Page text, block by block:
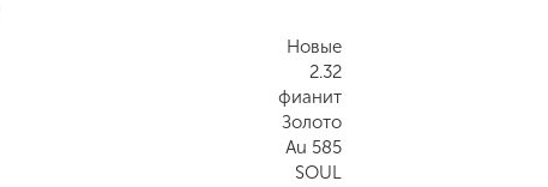
Новые
2.32
фианит
Золото
Au 585
SOUL